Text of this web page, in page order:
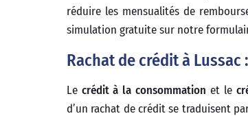
réduire les mensualités de
simulation gratuite sur notre
Rachat de crédit à
Le crédit à la consommation et le
d’un rachat de crédit se traduisent